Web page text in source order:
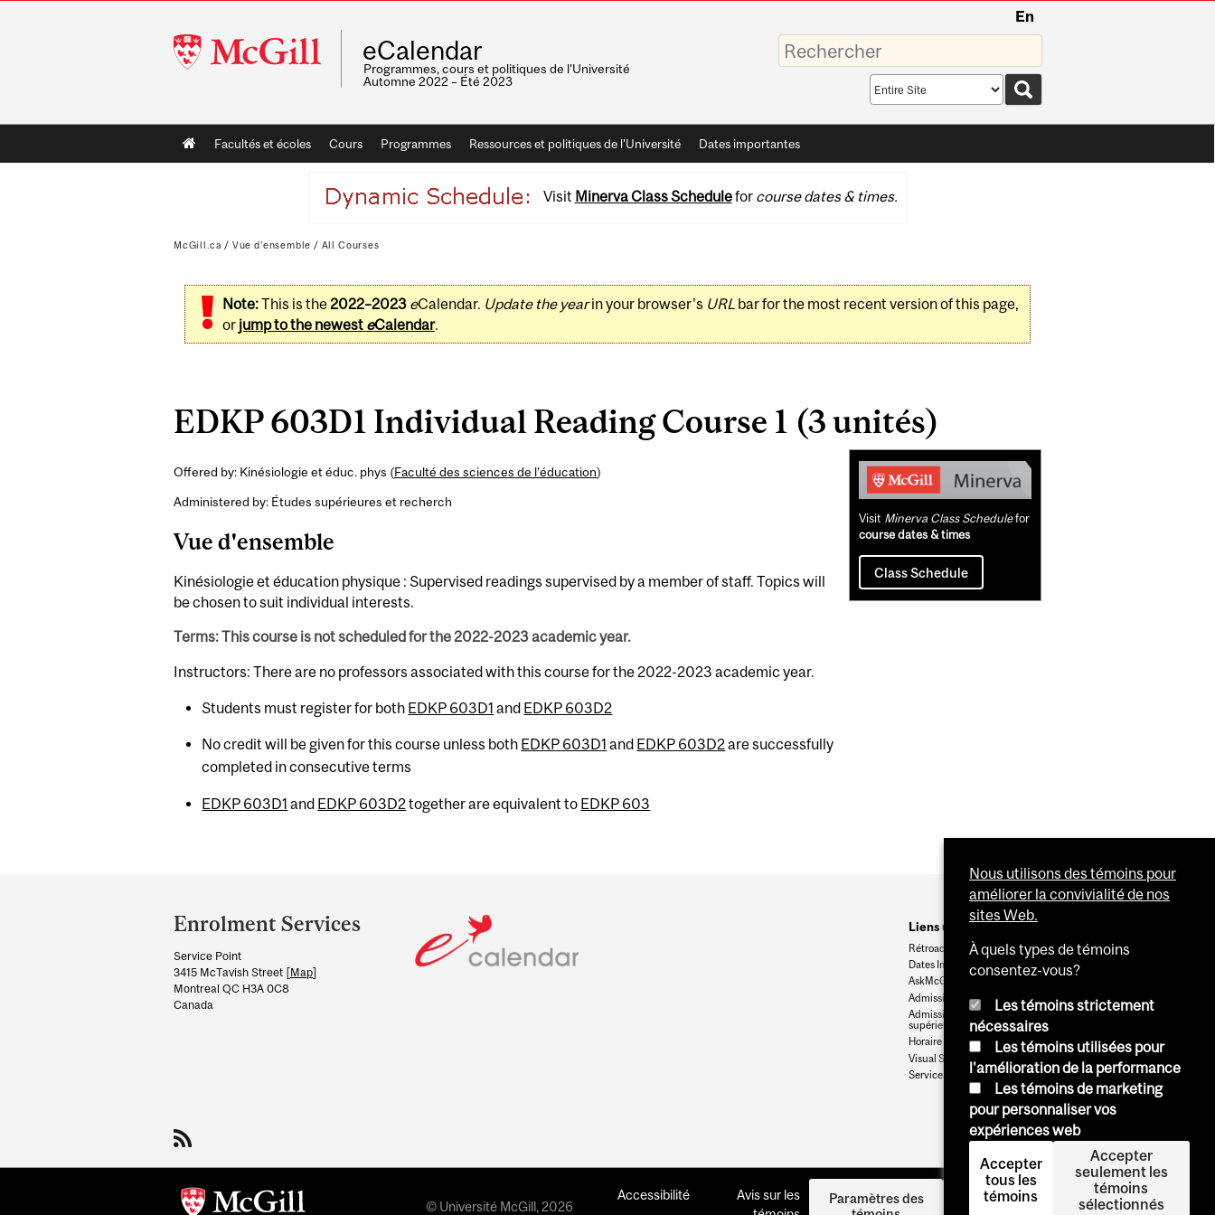
McGill
University
En
eCalendar
Programmes, cours et politiques de l'Université
Automne 2022 – Été 2023
Saisissez
vos
mots-
Search
scope
Main
navigation
Facultés et écoles Cours Programmes Ressources et politiques de l'Université Dates importantes
Visit Minerva Class Schedulefor course dates & times.
McGill.ca / Vue d'ensemble / All Courses
Note:This is the2022–2023 eCalendar. Update the yearin your browser's URLbar for the most recent version of this page,
or jump to the newest eCalendar.
EDKP 603D1 Individual Reading Course 1 (3 unités)
Offered by: Kinésiologie et éduc. phys (Faculté des sciences de l’éducation)
Administered by: Études supérieures et recherch
Vue d'ensemble
Kinésiologie et éducation physique : Supervised readings supervised by a member of staff. Topics will
be chosen to suit individual interests.
Terms: This course is not scheduled for the 2022-2023 academic year.
Instructors: There are no professors associated with this course for the 2022-2023 academic year.
Students must register for both EDKP 603D1 and EDKP 603D2
No credit will be given for this course unless both EDKP 603D1 and EDKP 603D2are successfully
completed in consecutive terms
EDKP 603D1 and EDKP 603D2together are equivalent to EDKP 603
Related
Content
Visit Minerva Class Schedulefor
course dates & times
Class Schedule
and
University
Information
Enrolment Services
Service Point
3415 McTavish Street [Map]
Montreal QC H3A 0C8
Canada
Liens utiles
Rétroaction
Dates Importantes
AskMcGill
Admission au premier cycle
Admissions aux cycles
supérieurs et postdoctoraux
Horaire des cours
Visual Schedule Builder
Services aux étudiants
© Université McGill, 2026
Accessibilité
Avis sur les
Paramètres des
Se
Nous utilisons des témoins pour
améliorer la convivialité de nos
sites Web.
À quels types de témoins
consentez-vous?
Les témoins strictement
nécessaires
Les témoins utilisées pour
l'amélioration de la performance
Les témoins de marketing
pour personnaliser vos
expériences web
Accepter
tous les
témoins
Accepter
seulement les
témoins
sélectionnés